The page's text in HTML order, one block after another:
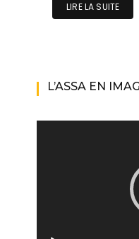
LIRE LA SUITE
L’ASSA EN